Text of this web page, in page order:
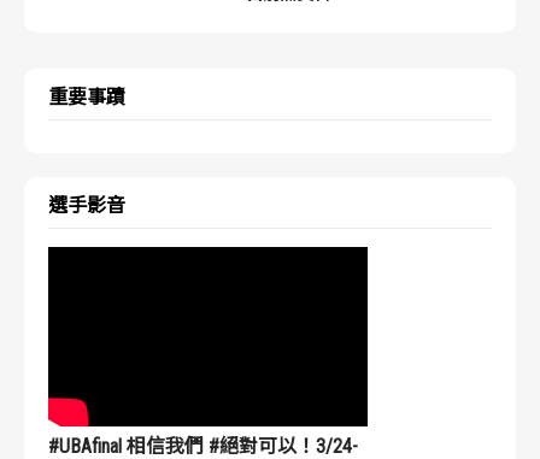
重要事蹟
選手影音
#UBAfinal 相信我們 #絕對可以！3/24-